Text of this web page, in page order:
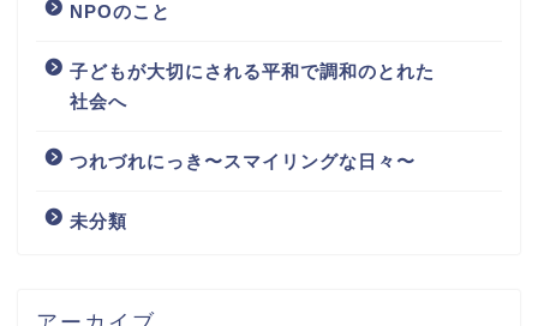
NPOのこと
子どもが大切にされる平和で調和のとれた
社会へ
つれづれにっき〜スマイリングな日々〜
未分類